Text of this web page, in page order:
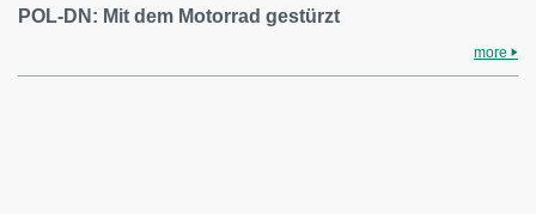
POL-DN: Mit dem Motorrad gestürzt
more